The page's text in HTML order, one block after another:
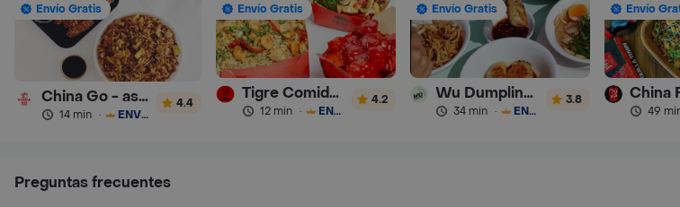
Envío Gratis
China Go - asiatica
14 min · ENVÍO GRATIS
4.4
Envío Gratis
Tigre Comida China
12 min · ENVÍO GRATIS
4.2
Envío Gratis
Wu Dumplings & Beer
34 min · ENVÍO GRATIS
3.8
Envío
49
Preguntas frecuentes